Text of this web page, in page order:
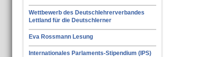
Wettbewerb des Deutschlehrerverbandes
Lettland für die Deutschlerner
Eva Rossmann Lesung
Internationales Parlaments-Stipendium (IPS)